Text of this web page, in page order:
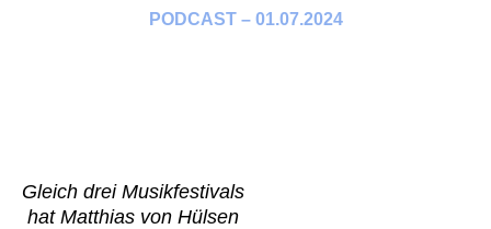
PODCAST – 01.07.2024
Gleich drei Musikfestivals
hat Matthias von Hülsen